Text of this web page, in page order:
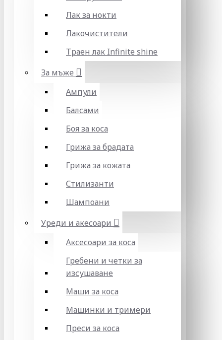
Лак за нокти
Лакочистители
Траен лак Infinite shine
За мъже
Ампули
Балсами
Боя за коса
Грижа за брадата
Грижа за кожата
Стилизанти
Шампоани
Уреди и акесоари
Аксесоари за коса
Гребени и четки за
изсушаване
Маши за коса
Машинки и тримери
Преси за коса